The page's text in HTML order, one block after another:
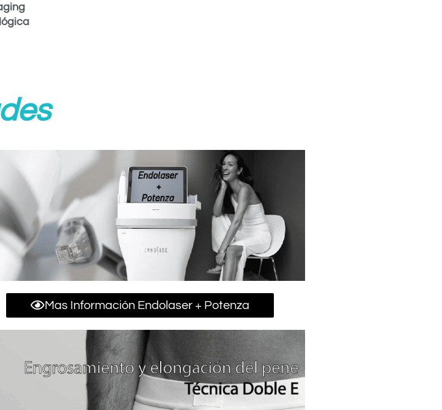
Mas Información Endolaser + Potenza